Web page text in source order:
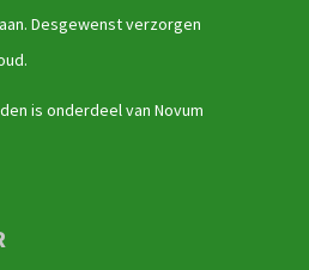
Desgewenst verzorgen
is onderdeel van Novum